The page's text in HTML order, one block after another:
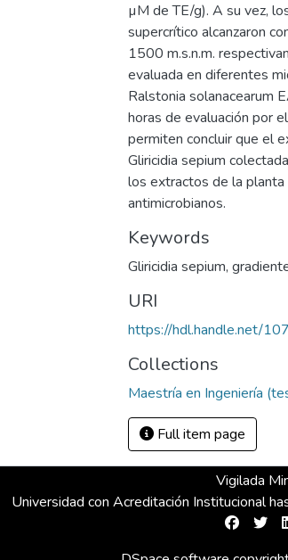
µM de TE/g). A su vez,
supercrítico alcanzaron
1500 m.s.n.m.
evaluada en diferentes
Ralstonia solanacearum
horas de evaluación por
permiten concluir que el
Gliricidia sepium
los extractos de la
antimicrobianos.
Keywords
Gliricidia sepium,
URI
https://hdl.handle.net/
Collections
Maestría en Ingeniería
Full item page
Vigilada
Universidad con Acreditación Institucional